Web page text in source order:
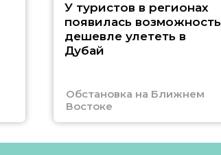
У туристов в регионах
появилась возможность
дешевле улететь в
Дубай
Обстановка на Ближнем
Востоке